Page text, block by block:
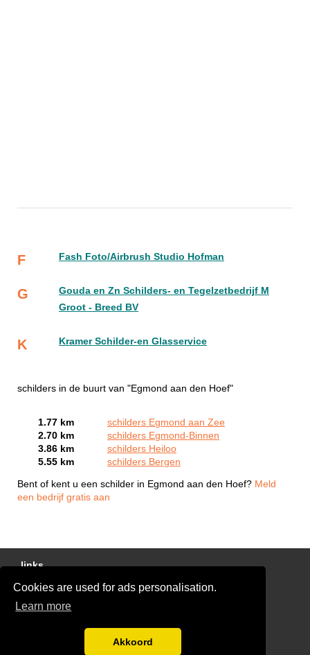
Cookies are used for ads personalisation.
Learn more
Akkoord
F Fash Foto/Airbrush Studio Hofman
G
Gouda en Zn Schilders- en Tegelzetbedrijf M
Groot - Breed BV
K Kramer Schilder-en Glasservice
schilders in de buurt van "Egmond aan den Hoef"
1.77 km
schilders Egmond aan Zee
2.70 km
schilders Egmond-Binnen
3.86 km
schilders Heiloo
5.55 km
schilders Bergen
Bent of kent u een schilder in Egmond aan den Hoef? Meld
een bedrijf gratis aan
links
Gratis Schilder Offertes Vergelijken
glaszetter-nu.nl